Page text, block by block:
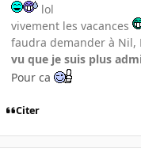
lol
vivement les vacances
faudra demander à Nil,
vu que je suis plus
Pour ca
Citer